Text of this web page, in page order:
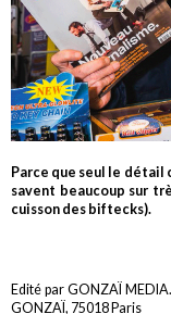
Parce que seul le détail
savent beaucoup sur
cuisson des biftecks).
Edité par GONZAÏ
GONZAÏ, 75018 Paris